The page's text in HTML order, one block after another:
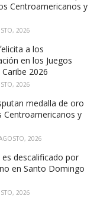
Centroamericanos y
2026
a los
en los Juegos
2026
2026
medalla de oro
Centroamericanos y
2026
descalificado por
en Santo Domingo
2026